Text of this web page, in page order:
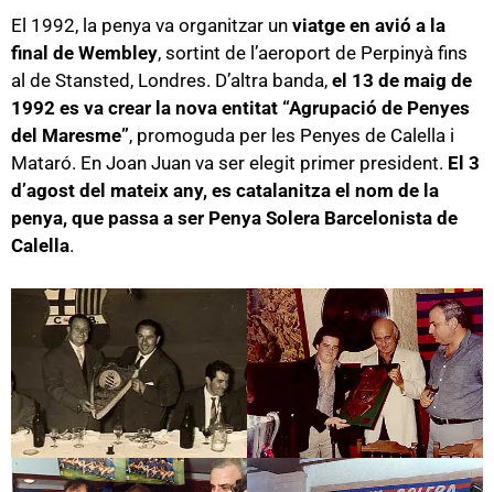
El 1992, la penya va organitzar un viatge en avió a la
final de Wembley, sortint de l’aeroport de Perpinyà fins
al de Stansted, Londres. D’altra banda, el 13 de maig de
1992 es va crear la nova entitat “Agrupació de Penyes
del Maresme”, promoguda per les Penyes de Calella i
Mataró. En Joan Juan va ser elegit primer president. El 3
d’agost del mateix any, es catalanitza el nom de la
penya, que passa a ser Penya Solera Barcelonista de
Calella.